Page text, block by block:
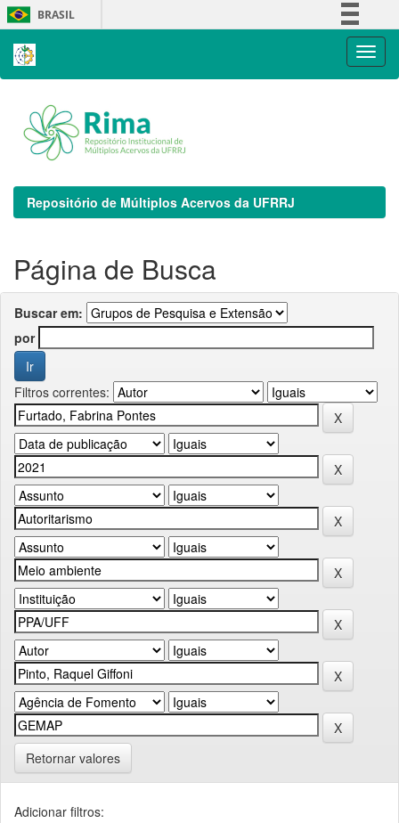
Skip
navigation
BRASIL
Repositório de Múltiplos Acervos da UFRRJ
Página de Busca
Buscar em:
por
Filtros correntes:
Retornar valores
Adicionar filtros: